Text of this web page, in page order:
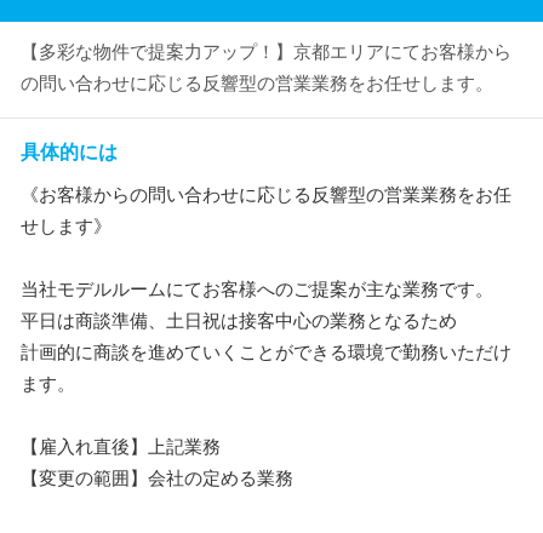
【多彩な物件で提案力アップ！】京都エリアにてお客様から
の問い合わせに応じる反響型の営業業務をお任せします。
具体的には
《お客様からの問い合わせに応じる反響型の営業業務をお任
せします》
当社モデルルームにてお客様へのご提案が主な業務です。
平日は商談準備、土日祝は接客中心の業務となるため
計画的に商談を進めていくことができる環境で勤務いただけ
ます。
【雇入れ直後】上記業務
【変更の範囲】会社の定める業務